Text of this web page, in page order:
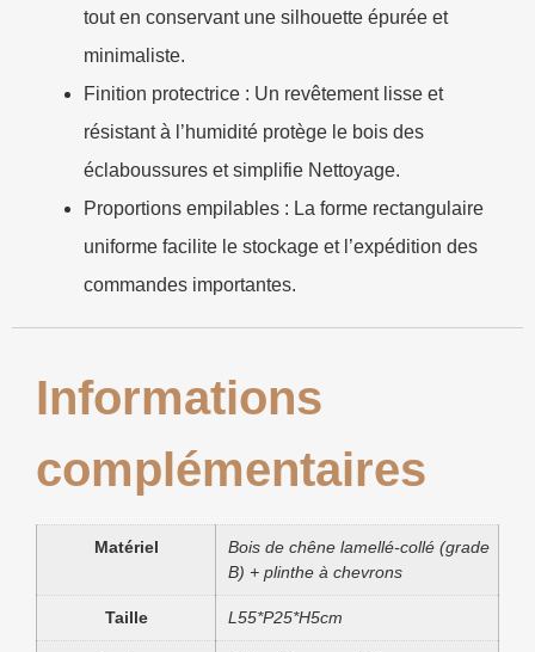
tout en conservant une silhouette épurée et
minimaliste.
Finition protectrice : Un revêtement lisse et
résistant à l’humidité protège le bois des
éclaboussures et simplifie Nettoyage.
Proportions empilables : La forme rectangulaire
uniforme facilite le stockage et l’expédition des
commandes importantes.
Informations
complémentaires
Matériel
Bois de chêne lamellé-collé (grade
B) + plinthe à chevrons
Taille L55*P25*H5cm